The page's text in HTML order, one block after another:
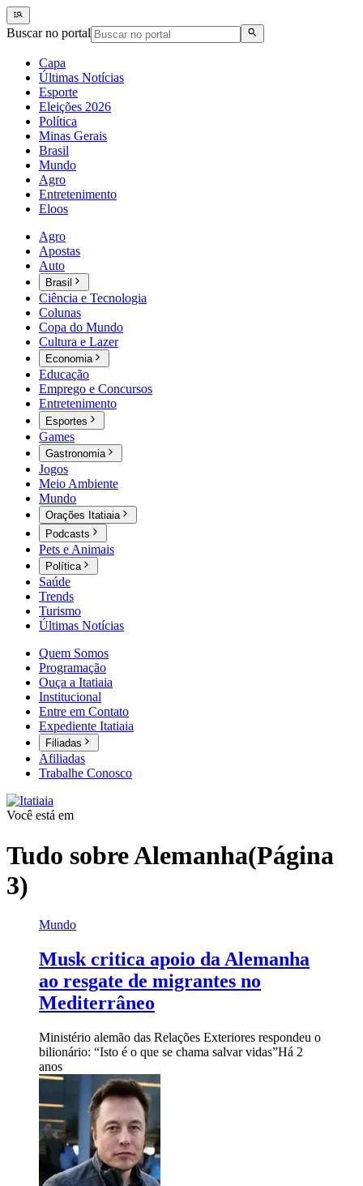
Buscar no portal
Capa
Últimas Notícias
Esporte
Eleições 2026
Política
Minas Gerais
Brasil
Mundo
Agro
Entretenimento
Eloos
Agro
Apostas
Auto
Brasil
Ciência e Tecnologia
Colunas
Copa do Mundo
Cultura e Lazer
Economia
Educação
Emprego e Concursos
Entretenimento
Esportes
Games
Gastronomia
Jogos
Meio Ambiente
Mundo
Orações Itatiaia
Podcasts
Pets e Animais
Política
Saúde
Trends
Turismo
Últimas Notícias
Quem Somos
Programação
Ouça a Itatiaia
Institucional
Entre em Contato
Expediente Itatiaia
Filiadas
Afiliadas
Trabalhe Conosco
Você está em
Tudo sobreAlemanha(Página
3)
Mundo
Musk critica apoio da Alemanha
ao resgate de migrantes no
Mediterrâneo
Ministério alemão das Relações Exteriores respondeu o
bilionário: “Isto é o que se chama salvar vidas”Há 2
anos